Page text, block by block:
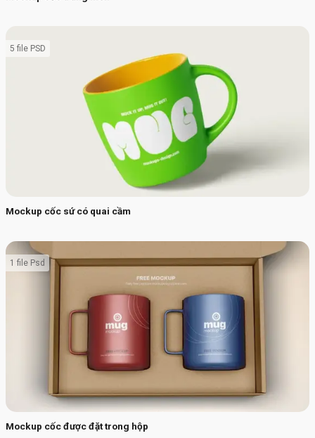
Mockup cốc sứ có quai cầm
5 file PSD
Mockup cốc được đặt trong hộp
1 file Psd